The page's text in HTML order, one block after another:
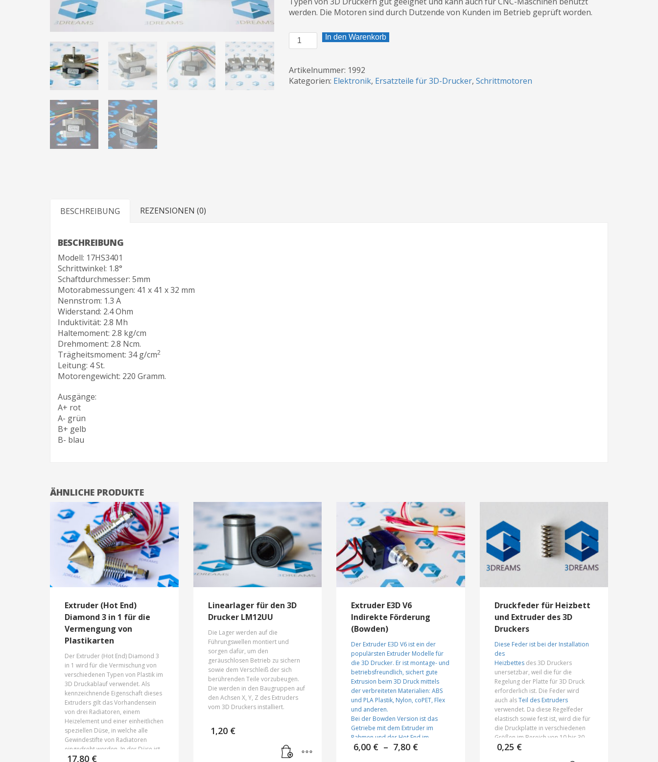
werden. Die Motoren sind durch Dutzende von Kunden im Betrieb geprüft worden.
Schrittmotor
NEMA17
Menge
In den Warenkorb
Artikelnummer: 1992
Kategorien: Elektronik, Ersatzteile für 3D-Drucker, Schrittmotoren
BESCHREIBUNG REZENSIONEN (0)
BESCHREIBUNG
Modell: 17HS3401
Schrittwinkel: 1.8°
Schaftdurchmesser: 5mm
Motorabmessungen: 41 х 41 х 32 mm
Nennstrom: 1.3 A
Widerstand: 2.4 Ohm
Induktivität: 2.8 Mh
Haltemoment: 2.8 kg/cm
Drehmoment: 2.8 Ncm.
Trägheitsmoment: 34 g/cm2
Leitung: 4 St.
Motorengewicht: 220 Gramm.
Ausgänge:
A+ rot
A- grün
B+ gelb
B- blau
ÄHNLICHE PRODUKTE
Extruder (Hot End)
Diamond 3 in 1 für die
Vermengung von
Plastikarten
Der Extruder (Hot End) Diamond 3
in 1 wird für die Vermischung von
verschiedenen Typen von Plastik im
3D Druckablauf verwendet. Als
kennzeichnende Eigenschaft dieses
Extruders gilt das Vorhandensein
von drei Radiatoren, einem
Heizelement und einer einheitlichen
speziellen Düse, in welche alle
Gewindestifte von Radiatoren
eingedreht werden. In der Düse ist
eine Mischkammer, die es
17,80 €
Linearlager für den 3D
Drucker LM12UU
Die Lager werden auf die
Führungswellen montiert und
sorgen dafür, um den
geräuschlosen Betrieb zu sichern
sowie dem Verschleiß der sich
berührenden Teile vorzubeugen.
Die werden in den Baugruppen auf
den Achsen Х, Y, Z des Extruders
vom 3D Druckers installiert.
1,20 €
Extruder E3D V6
Indirekte Förderung
(Bowden)
Der Extruder E3D V6 ist ein der
populärsten Extruder Modelle für
die 3D Drucker. Er ist montage- und
betriebsfreundlich, sichert gute
Extrusion beim 3D Druck mittels
der verbreiteten Materialien: ABS
und PLA Plastik, Nylon, coPET, Flex
und anderen.
Bei der Bowden Version ist das
Getriebe mit dem Extruder im
Rahmen und der Hot End im
Schlitten befestigt, Filamentgarn
6,00 € – 7,80 €
Druckfeder für Heizbett
und Extruder des 3D
Druckers
Diese Feder ist bei der Installation
des
Heizbettesdes 3D Druckers
unersetzbar, weil die für die
Regelung der Platte für 3D Druck
erforderlich ist. Die Feder wird
auch alsTeil des Extruders
verwendet. Da diese Regelfeder
elastisch sowie fest ist, wird die für
die Druckplatte in verschiedenen
Größen im Bereich von 10 bis 30
cm eingesetzt.
0,25 €